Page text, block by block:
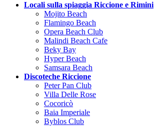
Locali sulla spiaggia Riccione e Rimini
Mojito Beach
Flamingo Beach
Opera Beach Club
Malindi Beach Cafe
Beky Bay
Hyper Beach
Samsara Beach
Discoteche Riccione
Peter Pan Club
Villa Delle Rose
Cocoricò
Baia Imperiale
Byblos Club